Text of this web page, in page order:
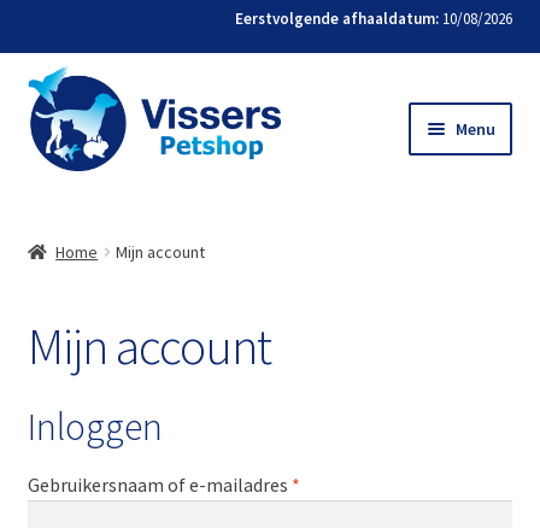
Eerstvolgende afhaaldatum: 10/08/2026
Menu
Bestellen
Favorieten
Home Mijn account
Mijn account
Inloggen
Gebruikersnaam of e-mailadres *